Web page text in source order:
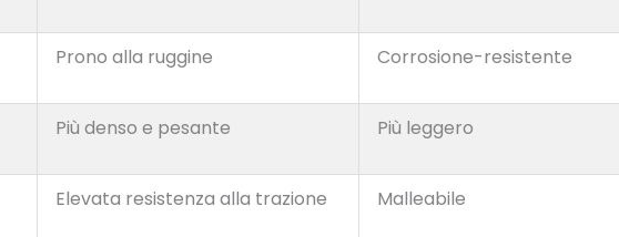
Prono alla ruggine Corrosione-resistente
Più denso e pesante Più leggero
Elevata resistenza alla trazione Malleabile